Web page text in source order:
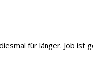
für länger. Job ist